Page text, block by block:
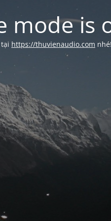
mode is
https://thuvienaudio.com